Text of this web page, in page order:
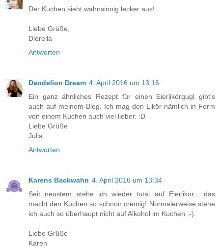
Der Kuchen sieht wahnsinnig lecker aus!
Liebe Grüße,
Diorella
Antworten
Dandelion Dream 4. April 2016 um 13:16
Ein ganz ähnliches Rezept für einen Eierlikörgugl gibt's
auch auf meinem Blog. Ich mag den Likör nämlich in Form
von einem Kuchen auch viel lieber. :D
Liebe Grüße
Julia
Antworten
Karens Backwahn 4. April 2016 um 13:34
Seit neustem stehe ich wieder total auf Eierlikör... das
macht den Kuchen so schnön cremig! Normalerweise stehe
ich auch so überhaupt nicht auf Alkohol im Kuchen :-).
Liebe Grüße
Karen